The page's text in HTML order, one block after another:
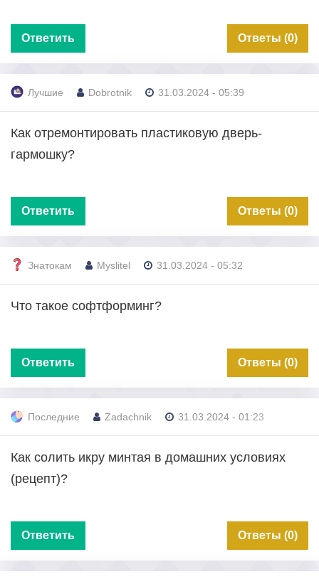
Ответить Ответы (0)
Лучшие Dobrotnik 31.03.2024 - 05:39
Как отремонтировать пластиковую дверь-
гармошку?
Ответить Ответы (0)
Знатокам Myslitel 31.03.2024 - 05:32
Что такое софтформинг?
Ответить Ответы (0)
Последние Zadachnik 31.03.2024 - 01:23
Как солить икру минтая в домашних условиях
(рецепт)?
Ответить Ответы (0)